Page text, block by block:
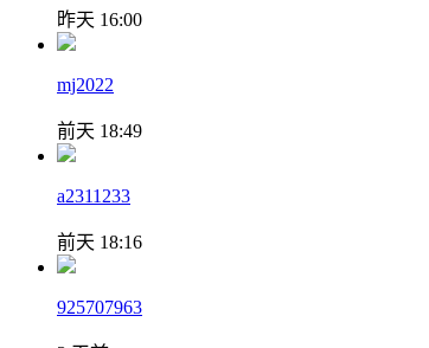
昨天 16:00
mj2022
前天 18:49
a2311233
前天 18:16
925707963